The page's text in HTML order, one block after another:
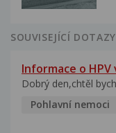
SOUVISEJÍCÍ
Informace o HPV
Dobrý den,chtěl
Pohlavní nemoci